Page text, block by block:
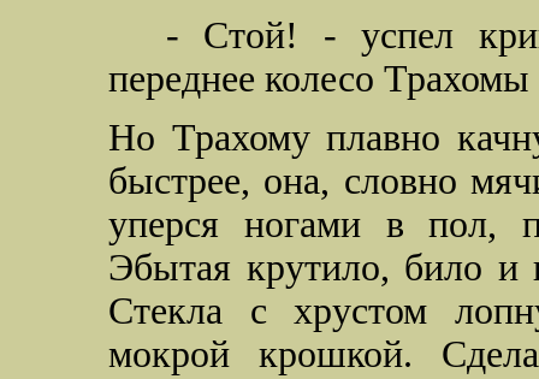
- Стой! - успел
переднее колесо Трахомы
Но Трахому плавно
быстрее, она, словно
уперся ногами в пол,
Эбытая крутило, било
Стекла с хрустом
мокрой крошкой.